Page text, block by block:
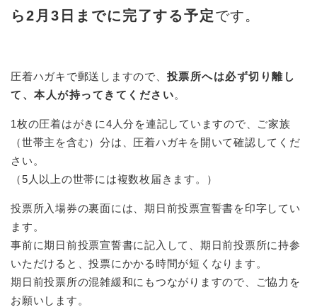
ら2月3日までに完了する予定です。
圧着ハガキで郵送しますので、 投票所へは必ず切り離し
て、本人が持ってきてください。
1枚の圧着はがきに4人分を連記していますので、ご家族
（世帯主を含む）分は、圧着ハガキを開いて確認してくだ
さい。
（5人以上の世帯には複数枚届きます。）
投票所入場券の裏面には、期日前投票宣誓書を印字してい
ます。
事前に期日前投票宣誓書に記入して、期日前投票所に持参
いただけると、投票にかかる時間が短くなります。
期日前投票所の混雑緩和にもつながりますので、ご協力を
お願いします。